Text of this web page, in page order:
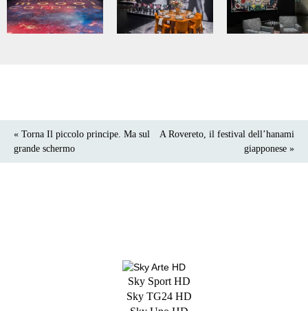
« Torna Il piccolo principe. Ma sul
grande schermo
A Rovereto, il festival dell’hanami
giapponese »
Sky Sport HD
Sky TG24 HD